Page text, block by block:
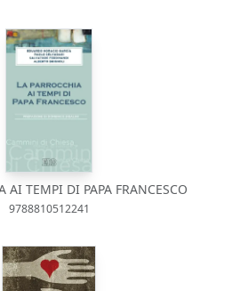
AI TEMPI DI PAPA FRANCESCO
9788810512241